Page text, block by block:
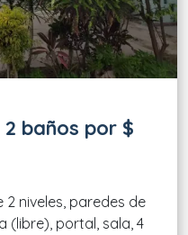
baños por $
2 niveles, paredes de
(libre), portal, sala, 4